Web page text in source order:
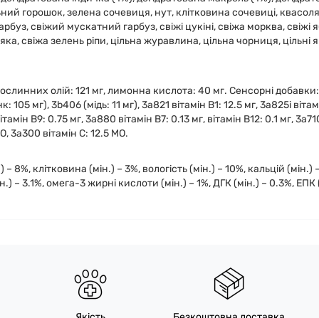
горошок, зелена сочевиця, нут, клітковина сочевиці,
свіжий мускатний гарбуз, свіжі цукіні, свіжа морква, свіжі
свіжа зелень ріпи, цільна журавлина, цільна чорниця, цільні
олій: 121 мг, лимонна кислота: 40 мг. Сенсорні
мг), 3b406 (мідь: 11 мг), 3a821 вітамін B1: 12.5 мг, 3a825i
B9: 0.75 мг, 3a880 вітамін B7: 0.13 мг, вітамін B12: 0.1 мг,
3a300 вітамін C: 12.5 МО.
8%, клітковина (мін.) – 3%, вологість (мін.) – 10%, кальцій (мін.)
– 3.1%, омега-3 жирні кислоти (мін.) – 1%, ДГК (мін.) – 0.3%, ЕПК